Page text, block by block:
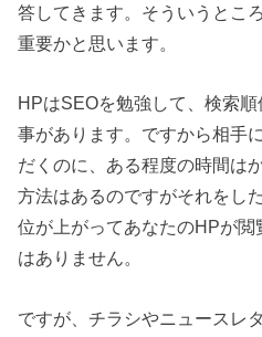
答してきます。そういうとこ
重要かと思います。
HPはSEOを勉強して、検索
事があります。ですから相手
だくのに、ある程度の時間は
方法はあるのですがそれをし
位が上がってあなたのHPが
はありません。
ですが、チラシやニュースレ